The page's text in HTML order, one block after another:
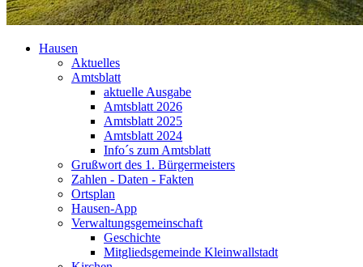
Hausen
Aktuelles
Amtsblatt
aktuelle Ausgabe
Amtsblatt 2026
Amtsblatt 2025
Amtsblatt 2024
Info´s zum Amtsblatt
Grußwort des 1. Bürgermeisters
Zahlen - Daten - Fakten
Ortsplan
Hausen-App
Verwaltungsgemeinschaft
Geschichte
Mitgliedsgemeinde Kleinwallstadt